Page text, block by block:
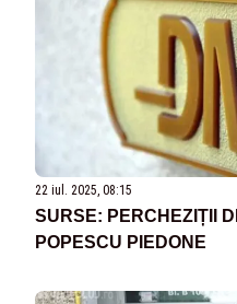
22 iul. 2025, 08:15
SURSE: PERCHEZIȚII
POPESCU PIEDONE